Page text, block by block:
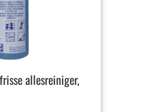
allesreiniger,